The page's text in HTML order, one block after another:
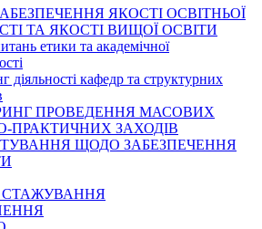
ЯКОСТІ ОСВІТНЬОЇ
ТА ЯКОСТІ ВИЩОЇ ОСВІТИ
етики та академічної
діяльності кафедр та структурних
ПРОВЕДЕННЯ МАСОВИХ
ПРАКТИЧНИХ ЗАХОДІВ
ЩОДО ЗАБЕЗПЕЧЕННЯ